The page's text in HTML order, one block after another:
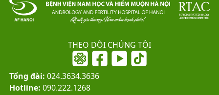
THEO DÕI CHÚNG TÔI
Tổng đài: 024.3634.3636
Hotline: 090.222.1268